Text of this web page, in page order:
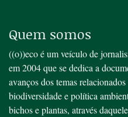
Quem somos
((o))eco é um veículo de
em 2004 que se dedica a
avanços dos temas
biodiversidade e política
bichos e plantas, através